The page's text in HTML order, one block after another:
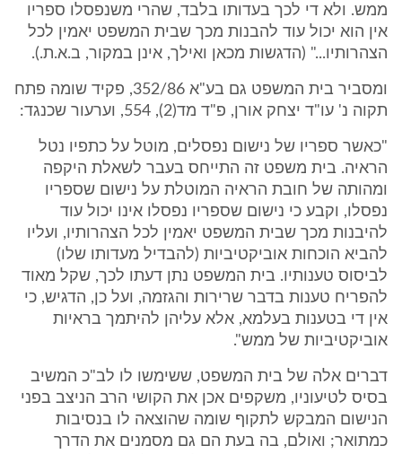
ממש. ולא די לכך בעדותו בלבד, שהרי משנפסלו ספריו
אין הוא יכול עוד להבנות מכך שבית המשפט יאמין לכל
הצהרותיו..." (הדגשות מכאן ואילך, אינן במקור, ב.א.ת.).
ומסביר בית המשפט גם בע"א 352/86, פקיד שומה פתח
תקוה נ' עו"ד יצחק אורן, פ"ד מד(2), 554, וערעור שכנגד:
"כאשר ספריו של נישום נפסלים, מוטל על כתפיו נטל
הראיה. בית משפט זה התייחס בעבר לשאלת היקפה
ומהותה של חובת הראיה המוטלת על נישום שספריו
נפסלו, וקבע כי נישום שספריו נפסלו אינו יכול עוד
להיבנות מכך שבית המשפט יאמין לכל הצהרותיו, ועליו
להביא הוכחות אוביקטיביות (להבדיל מעדותו שלו)
לביסוס טענותיו. בית המשפט נתן דעתו לכך, שקל מאוד
להפריח טענות בדבר שרירות והגזמה, ועל כן, הדגיש, כי
אין די בטענות בעלמא, אלא עליהן להיתמך בראיות
אוביקטיביות של ממש".
דברים אלה של בית המשפט, ששימשו לו לב"כ המשיב
בסיס לטיעוניו, משקפים אכן את הקושי הרב הניצב בפני
הנישום המבקש לתקוף שומה שהוצאה לו בנסיבות
כמתואר; ואולם, בה בעת הם גם מסמנים את הדרך